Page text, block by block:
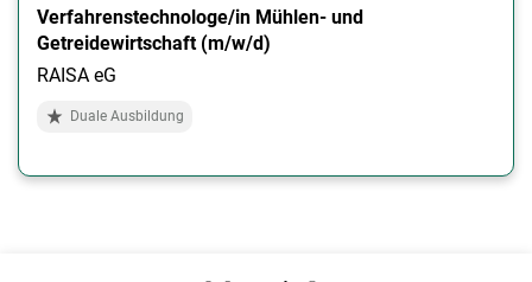
Verfahrenstechnologe/in Mühlen- und
Getreidewirtschaft (m/w/d)
RAISA eG
Duale Ausbildung